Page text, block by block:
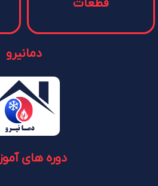
قطعات
دمانیرو
دوره های